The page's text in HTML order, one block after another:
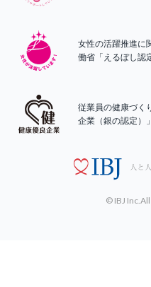
女性の活躍推進に
働省「えるぼし認
従業員の健康づく
企業（銀の認定）
© IBJ